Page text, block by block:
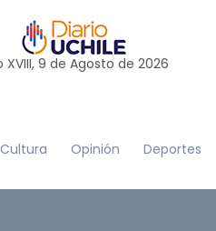
XVIII, 9 de Agosto de 2026
Cultura Opinión Deportes